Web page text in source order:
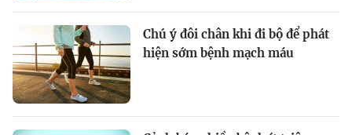
Chú ý đôi chân khi đi bộ để phát
hiện sớm bệnh mạch máu